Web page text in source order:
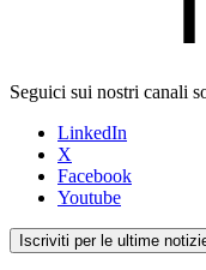
Seguici sui nostri canali
LinkedIn
X
Facebook
Youtube
Iscriviti per le ultime